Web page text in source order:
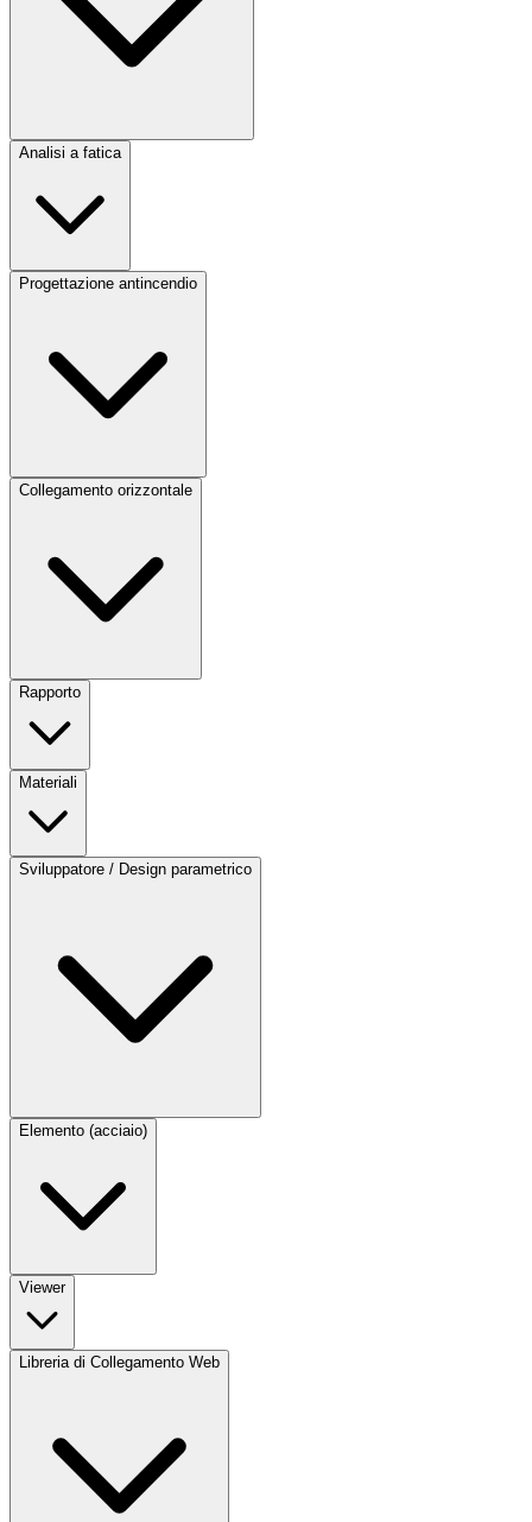
Analisi a fatica
Progettazione antincendio
Collegamento orizzontale
Rapporto
Materiali
Sviluppatore / Design parametrico
Elemento (acciaio)
Viewer
Libreria di Collegamento Web